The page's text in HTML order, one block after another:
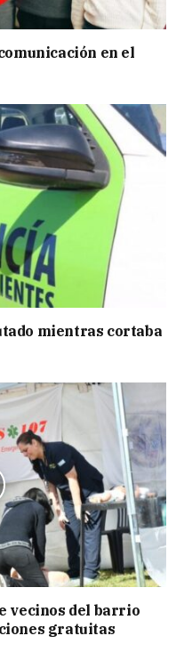
en el
mientras cortaba
vecinos del barrio
gratuitas